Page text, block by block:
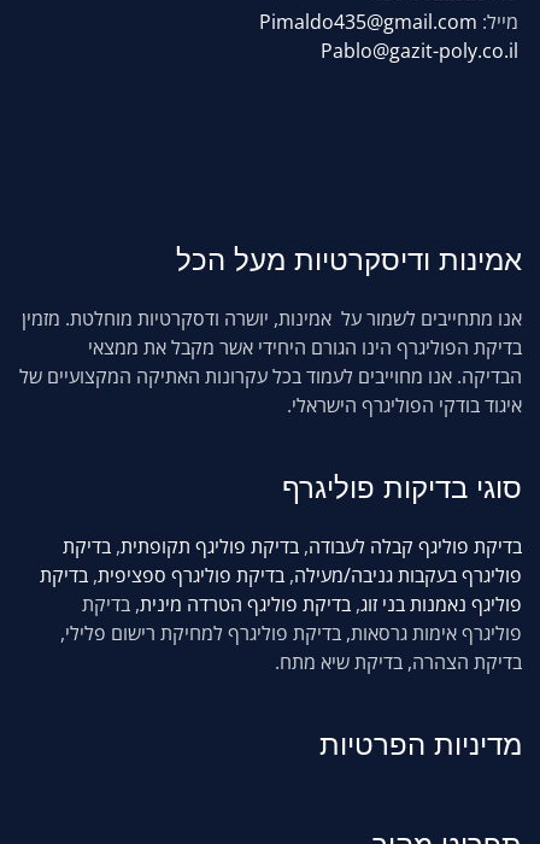
מייל: Pimaldo435@gmail.com
Pablo@gazit-poly.co.il
אמינות ודיסקרטיות מעל הכל
אנו מתחייבים לשמור על אמינות, יושרה ודסקרטיות מוחלטת. מזמין
בדיקת הפוליגרף הינו הגורם היחידי אשר מקבל את ממצאי
הבדיקה. אנו מחוייבים לעמוד בכל עקרונות האתיקה המקצועיים של
איגוד בודקי הפוליגרף הישראלי.
סוגי בדיקות פוליגרף
בדיקת פוליגף קבלה לעבודה, בדיקת פוליגף תקופתית, בדיקת
פוליגרף בעקבות גניבה/מעילה, בדיקת פוליגרף ספציפית, בדיקת
פוליגף נאמנות בני זוג, בדיקת פוליגף הטרדה מינית, בדיקת
פוליגרף אימות גרסאות, בדיקת פוליגרף למחיקת רישום פלילי,
בדיקת הצהרה, בדיקת שיא מתח.
מדיניות הפרטיות